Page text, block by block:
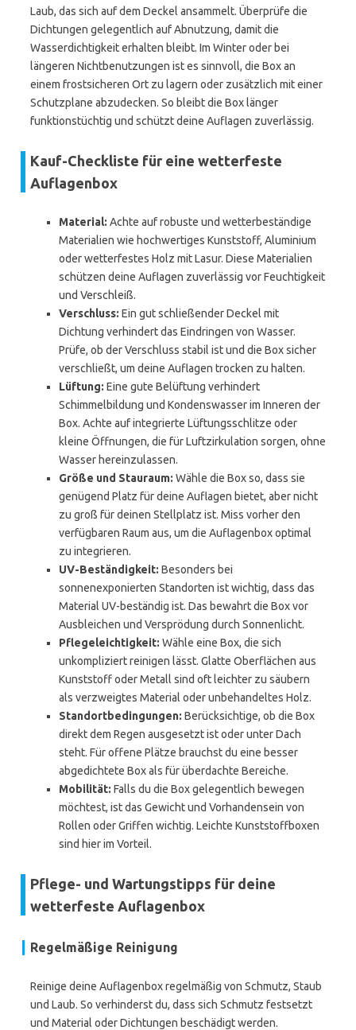
Laub, das sich auf dem Deckel ansammelt. Überprüfe die
Dichtungen gelegentlich auf Abnutzung, damit die
Wasserdichtigkeit erhalten bleibt. Im Winter oder bei
längeren Nichtbenutzungen ist es sinnvoll, die Box an
einem frostsicheren Ort zu lagern oder zusätzlich mit einer
Schutzplane abzudecken. So bleibt die Box länger
funktionstüchtig und schützt deine Auflagen zuverlässig.
Kauf-Checkliste für eine wetterfeste
Auflagenbox
Material: Achte auf robuste und wetterbeständige
Materialien wie hochwertiges Kunststoff, Aluminium
oder wetterfestes Holz mit Lasur. Diese Materialien
schützen deine Auflagen zuverlässig vor Feuchtigkeit
und Verschleiß.
Verschluss: Ein gut schließender Deckel mit
Dichtung verhindert das Eindringen von Wasser.
Prüfe, ob der Verschluss stabil ist und die Box sicher
verschließt, um deine Auflagen trocken zu halten.
Lüftung: Eine gute Belüftung verhindert
Schimmelbildung und Kondenswasser im Inneren der
Box. Achte auf integrierte Lüftungsschlitze oder
kleine Öffnungen, die für Luftzirkulation sorgen, ohne
Wasser hereinzulassen.
Größe und Stauraum: Wähle die Box so, dass sie
genügend Platz für deine Auflagen bietet, aber nicht
zu groß für deinen Stellplatz ist. Miss vorher den
verfügbaren Raum aus, um die Auflagenbox optimal
zu integrieren.
UV-Beständigkeit: Besonders bei
sonnenexponierten Standorten ist wichtig, dass das
Material UV-beständig ist. Das bewahrt die Box vor
Ausbleichen und Versprödung durch Sonnenlicht.
Pflegeleichtigkeit: Wähle eine Box, die sich
unkompliziert reinigen lässt. Glatte Oberflächen aus
Kunststoff oder Metall sind oft leichter zu säubern
als verzweigtes Material oder unbehandeltes Holz.
Standortbedingungen: Berücksichtige, ob die Box
direkt dem Regen ausgesetzt ist oder unter Dach
steht. Für offene Plätze brauchst du eine besser
abgedichtete Box als für überdachte Bereiche.
Mobilität: Falls du die Box gelegentlich bewegen
möchtest, ist das Gewicht und Vorhandensein von
Rollen oder Griffen wichtig. Leichte Kunststoffboxen
sind hier im Vorteil.
Pflege- und Wartungstipps für deine
wetterfeste Auflagenbox
Regelmäßige Reinigung
Reinige deine Auflagenbox regelmäßig von Schmutz, Staub
und Laub. So verhinderst du, dass sich Schmutz festsetzt
und Material oder Dichtungen beschädigt werden.